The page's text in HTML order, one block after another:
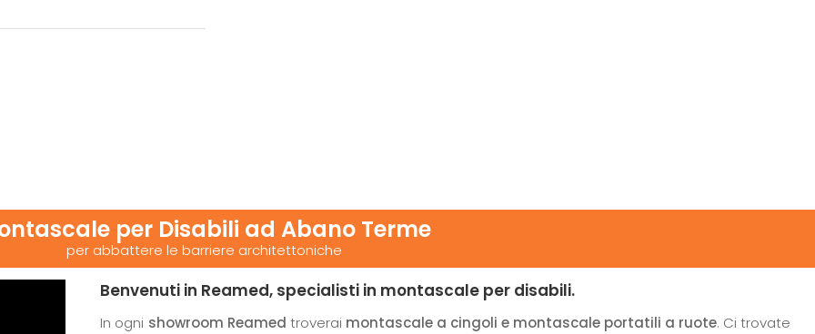
per Disabili ad Abano Terme
per abbattere le barriere architettoniche
Benvenuti in Reamed, specialisti in montascale per disabili.
In ogni showroom Reamed troverai montascale a cingoli e montascale portatili a ruote. Ci trovate